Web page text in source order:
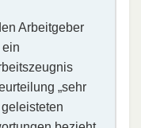
Arbeitgeber
„sehr